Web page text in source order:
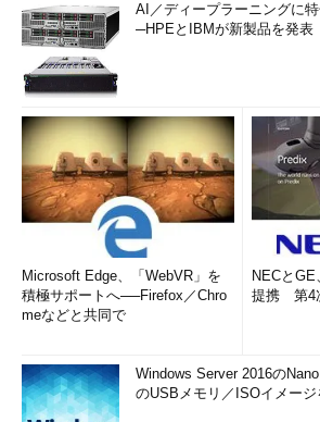
AI／ディープラーニングに
─HPEとIBMが新製品を発表
Microsoft Edge、「WebVR」を
積極サポートへ──Firefox／Chro
meなどと共同で
NECと
提携 第4
Windows Server 2016の
のUSBメモリ／ISOイメージ